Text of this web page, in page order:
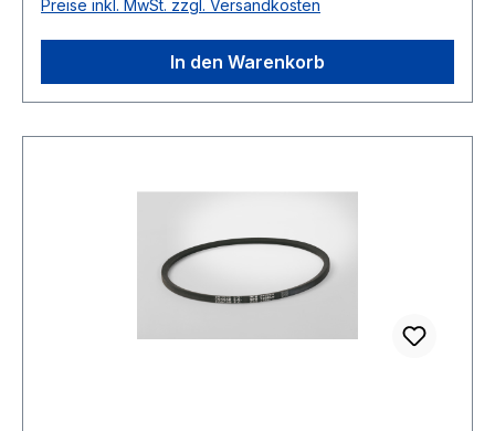
Polyester Breite 16,3mm Höhe 13mm
Preise inkl. MwSt. zzgl. Versandkosten
In den Warenkorb